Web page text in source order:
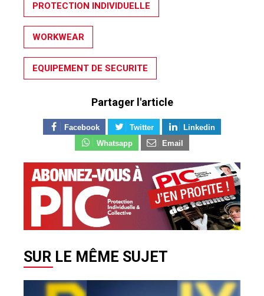
PROTECTION INDIVIDUELLE
WORKWEAR
EQUIPEMENT DE SECURITE
Partager l'article
Facebook Twitter
Linkedin
Whatsapp
Email
SUR LE MÊME SUJET